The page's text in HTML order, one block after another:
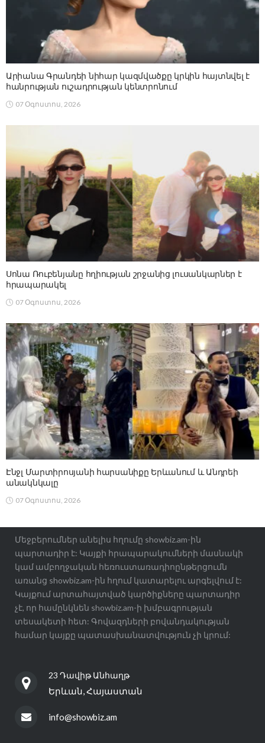
Արիանա Գրանդեի նիհար կազմվածքը կրկին հայտնվել է
հանրության ուշադրության կենտրոնում
07 Օգոստոս, 2026
Սոնա Ռուբենյանը հղիության շրջանից լուսանկարներ է
հրապարակել
07 Օգոստոս, 2026
Էնջլ Մարտիրոսյանի հարսանիքը Երևանում և Անդրեի
անակնկալը
07 Օգոստոս, 2026
Մեջբերումներ անելիս հղումը showbiz.am-ին
պարտադիր է: Կայքի հրապարակումների մասնակի
կամ ամբողջական հեռուստառադիոընթերցումն
առանց showbiz.am-ին հղում կատարելու արգելվում է:
Կայքում արտահայտված կարծիքները պարտադիր
չէ, որ համընկնեն showbiz.am-ի խմբագրության
տեսակետի հետ: Գովազդների բովանդակության
համար կայքը պատասխանատվություն չի կրում:
23 Դավիթ Անհաղթ
Երևան, Հայաստան
info@showbiz.am